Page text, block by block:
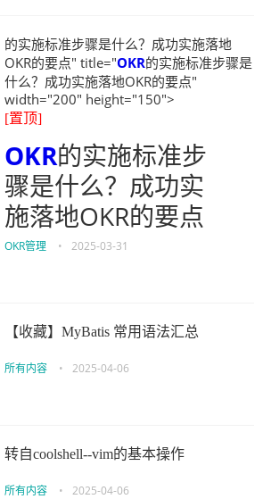
的实施标准步骤是什么？成功实施落地
OKR的要点" title="OKR的实施标准步骤是
什么？成功实施落地OKR的要点"
width="200" height="150">
[置顶]
OKR的实施标准步
骤是什么？成功实
施落地OKR的要点
OKR管理 • 2025-03-31
【收藏】MyBatis 常用语法汇总
所有内容 • 2025-04-06
转自coolshell--vim的基本操作
所有内容 • 2025-04-06